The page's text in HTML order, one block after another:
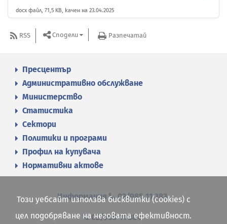
docx файл, 71,5 KB, качен на 23.04.2025
RSS Сподели Разпечатай
Пресцентър
Административно обслужване
Министерство
Статистика
Сектори
Политики и програми
Профил на купувача
Нормативни актове
Информация 02/985 11 383
02/985 11 384
Този уебсайт използва бисквитки (cookies) с
цел подобряване на неговата ефективност.